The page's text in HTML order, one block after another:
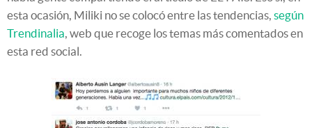
esta ocasión, Miliki no se colocó entre las tendencias, según
Trendinalia , web que recoge los temas más comentados en
esta red social.